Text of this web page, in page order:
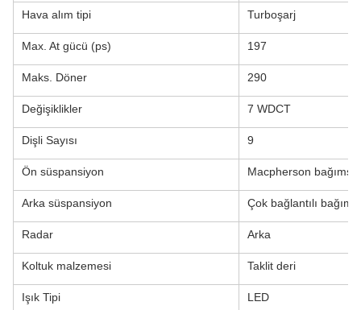
Hava alım tipi Turboşarj
Max. At gücü (ps) 197
Maks. Döner 290
Değişiklikler 7 WDCT
Dişli Sayısı 9
Ön süspansiyon Macpherson
Arka süspansiyon Çok bağlantılı
Radar Arka
Koltuk malzemesi Taklit deri
Işık Tipi LED